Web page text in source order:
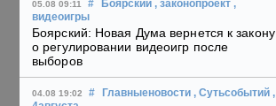
05.08 09:11 # Боярский , законопроект ,
видеоигры
Боярский: Новая Дума вернется к закону
о регулировании видеоигр после
выборов
04.08 19:02 # Главныеновости , Сутьсобытий ,